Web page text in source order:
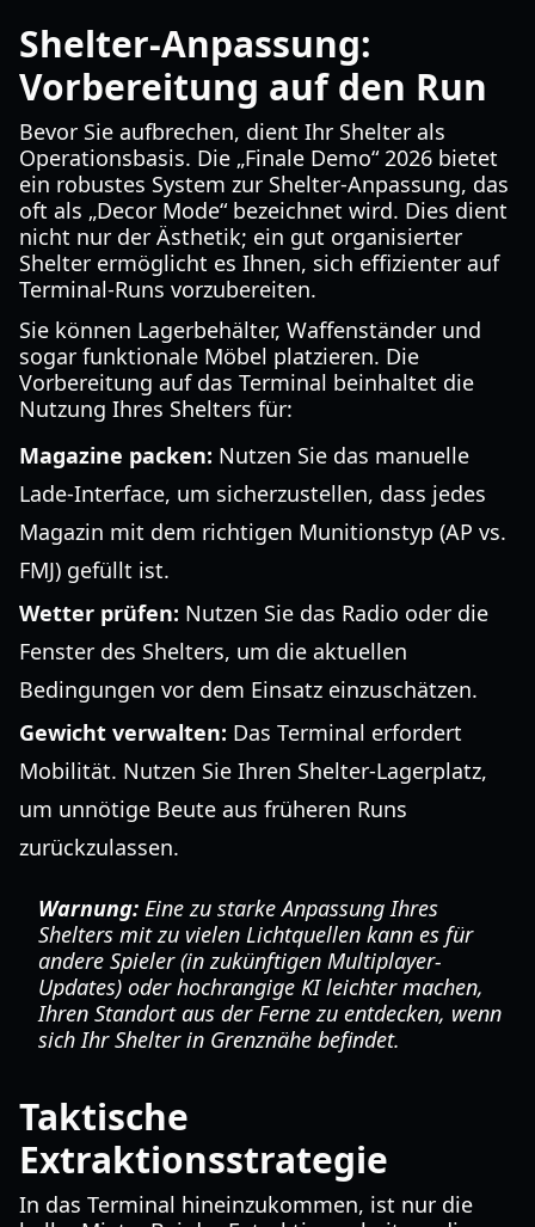
Shelter-Anpassung:
Vorbereitung auf den Run
Bevor Sie aufbrechen, dient Ihr Shelter als
Operationsbasis. Die „Finale Demo“ 2026 bietet
ein robustes System zur Shelter-Anpassung, das
oft als „Decor Mode“ bezeichnet wird. Dies dient
nicht nur der Ästhetik; ein gut organisierter
Shelter ermöglicht es Ihnen, sich effizienter auf
Terminal-Runs vorzubereiten.
Sie können Lagerbehälter, Waffenständer und
sogar funktionale Möbel platzieren. Die
Vorbereitung auf das Terminal beinhaltet die
Nutzung Ihres Shelters für:
Magazine packen: Nutzen Sie das manuelle
Lade-Interface, um sicherzustellen, dass jedes
Magazin mit dem richtigen Munitionstyp (AP vs.
FMJ) gefüllt ist.
Wetter prüfen: Nutzen Sie das Radio oder die
Fenster des Shelters, um die aktuellen
Bedingungen vor dem Einsatz einzuschätzen.
Gewicht verwalten: Das Terminal erfordert
Mobilität. Nutzen Sie Ihren Shelter-Lagerplatz,
um unnötige Beute aus früheren Runs
zurückzulassen.
Warnung: Eine zu starke Anpassung Ihres
Shelters mit zu vielen Lichtquellen kann es für
andere Spieler (in zukünftigen Multiplayer-
Updates) oder hochrangige KI leichter machen,
Ihren Standort aus der Ferne zu entdecken, wenn
sich Ihr Shelter in Grenznähe befindet.
Taktische
Extraktionsstrategie
In das Terminal hineinzukommen, ist nur die